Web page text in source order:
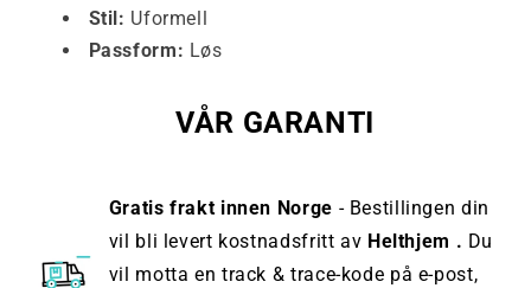
Stil: Uformell
Passform: Løs
VÅR GARANTI
Gratis frakt innen Norge - Bestillingen din
vil bli levert kostnadsfritt av Helthjem . Du
vil motta en track & trace-kode på e-post,